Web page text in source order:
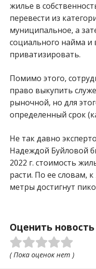
жилье в
перевести из
муниципальное, а
социального найма и
приватизировать.
Помимо этого,
право выкупить
рыночной, но для
определенный срок
Не так давно
Надеждой Буйловой
2022 г. стоимость
расти. По ее словам,
метры достигнут
Оценить новость
( Пока оценок нет )